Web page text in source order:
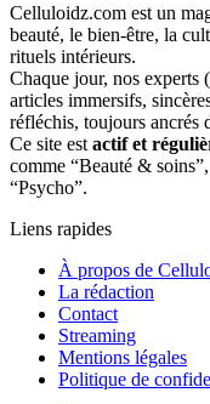
Celluloidz.com est un
beauté, le bien‑être, la
rituels intérieurs.
Chaque jour, nos experts
articles immersifs,
réfléchis, toujours ancrés
Ce site est actif et
comme “Beauté &
“Psycho”.
Liens rapides
À propos de
La rédaction
Contact
Streaming
Mentions légales
Politique de